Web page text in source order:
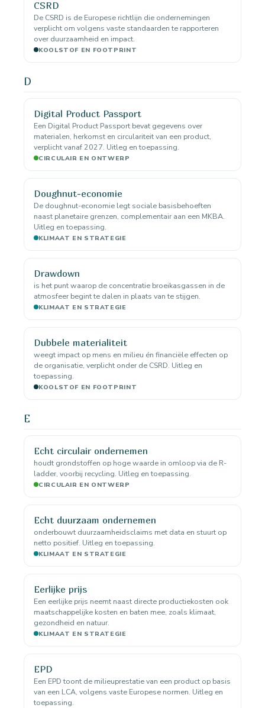
CSRD
De CSRD is de Europese richtlijn die ondernemingen
verplicht om volgens vaste standaarden te rapporteren
over duurzaamheid en impact.
KOOLSTOF EN FOOTPRINT
D
Digital Product Passport
Een Digital Product Passport bevat gegevens over
materialen, herkomst en circulariteit van een product,
verplicht vanaf 2027. Uitleg en toepassing.
CIRCULAIR EN ONTWERP
Doughnut-economie
De doughnut-economie legt sociale basisbehoeften
naast planetaire grenzen, complementair aan een MKBA.
Uitleg en toepassing.
KLIMAAT EN STRATEGIE
Drawdown
is het punt waarop de concentratie broeikasgassen in de
atmosfeer begint te dalen in plaats van te stijgen.
KLIMAAT EN STRATEGIE
Dubbele materialiteit
weegt impact op mens en milieu én financiële effecten op
de organisatie, verplicht onder de CSRD. Uitleg en
toepassing.
KOOLSTOF EN FOOTPRINT
E
Echt circulair ondernemen
houdt grondstoffen op hoge waarde in omloop via de R-
ladder, voorbij recycling. Uitleg en toepassing.
CIRCULAIR EN ONTWERP
Echt duurzaam ondernemen
onderbouwt duurzaamheidsclaims met data en stuurt op
netto positief. Uitleg en toepassing.
KLIMAAT EN STRATEGIE
Eerlijke prijs
Een eerlijke prijs neemt naast directe productiekosten ook
maatschappelijke kosten en baten mee, zoals klimaat,
gezondheid en natuur.
KLIMAAT EN STRATEGIE
EPD
Een EPD toont de milieuprestatie van een product op basis
van een LCA, volgens vaste Europese normen. Uitleg en
toepassing.